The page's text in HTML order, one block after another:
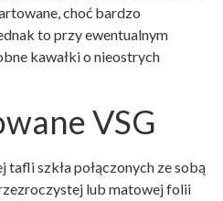
choć bardzo
to przy ewentualnym
kawałki o nieostrych
VSG
tafli szkła połączonych ze sobą
lub matowej folii